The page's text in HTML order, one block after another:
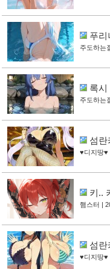
푸리
주도하는
록시
주도하는
섬란
♥디지땅♥
키..
햄스터 |
섬란
♥디지땅♥